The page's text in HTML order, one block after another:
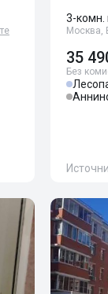
3-комн.
Москва,
35
Без